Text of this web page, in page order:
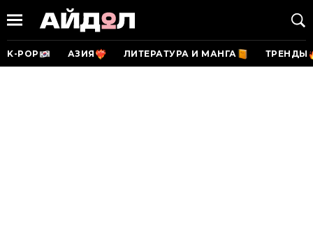
K-POP АЗИЯ ЛИТЕРАТУРА И МАНГА ТРЕНДЫ